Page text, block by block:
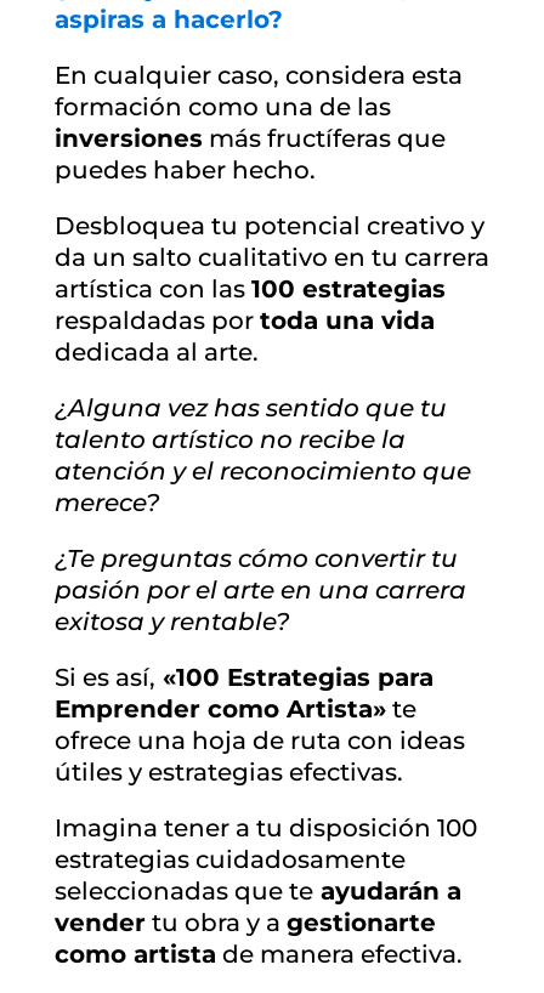
aspiras a hacerlo?
En cualquier caso, considera esta
formación como una de las
inversionesmás fructíferas que
puedes haber hecho.
Desbloquea tu potencial creativo y
da un salto cualitativo en tu carrera
artística con las 100 estrategias
respaldadas por toda una vida
dedicada al arte.
¿Alguna vez has sentido que tu
talento artístico no recibe la
atención y el reconocimiento que
merece?
¿Te preguntas cómo convertir tu
pasión por el arte en una carrera
exitosa y rentable?
Si es así, «100 Estrategias para
Emprender como Artista»te
ofrece una hoja de ruta con ideas
útiles y estrategias efectivas.
Imagina tener a tu disposición 100
estrategias cuidadosamente
seleccionadas que teayudarán a
vendertu obra y a gestionarte
como artista de manera efectiva.